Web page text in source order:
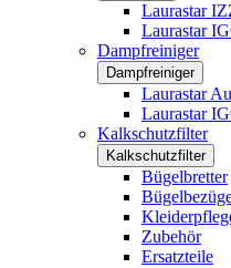
Laurastar
Laurastar
Dampfreiniger
Dampfreiniger
Laurastar
Laurastar
Kalkschutzfilter
Kalkschutzfilter
Bügelbretter
Zubehör
Ersatzteile